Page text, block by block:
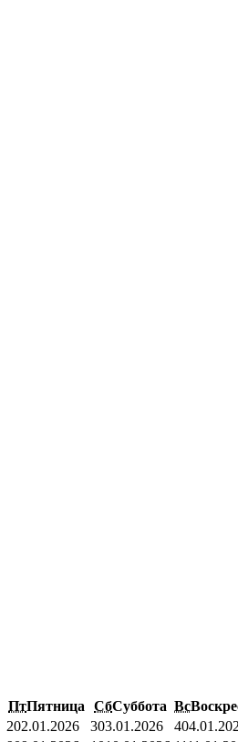
ПтПятница СбСуббота Вс
202.01.2026 303.01.2026 4